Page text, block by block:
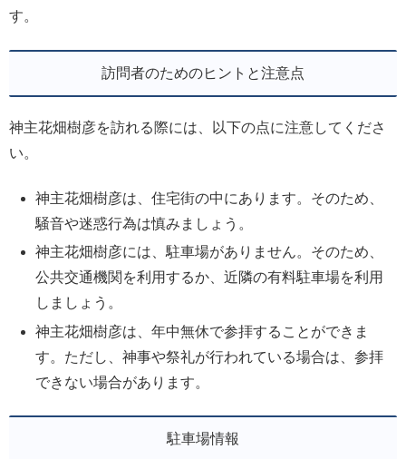
す。
訪問者のためのヒントと注意点
神主花畑樹彦を訪れる際には、以下の点に注意してくださ
い。
神主花畑樹彦は、住宅街の中にあります。そのため、
騒音や迷惑行為は慎みましょう。
神主花畑樹彦には、駐車場がありません。そのため、
公共交通機関を利用するか、近隣の有料駐車場を利用
しましょう。
神主花畑樹彦は、年中無休で参拝することができま
す。ただし、神事や祭礼が行われている場合は、参拝
できない場合があります。
駐車場情報